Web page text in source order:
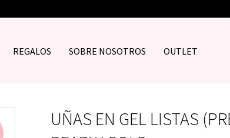
REGALOS SOBRE NOSOTROS OUTLET
UÑAS EN GEL LISTAS